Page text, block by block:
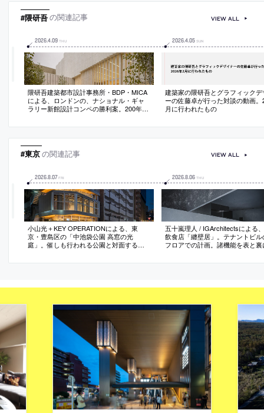
#隈研吾の関連記事
2026.4.09 THU
隈研吾建築都市設計事務所・BDP・MICA
による、ロンドンの、ナショナル・ギャ
ラリー新館設計コンペの勝利案。200年以
市の重要な二つの広場の間にある敷地に
間を備えた建築を提案
2026.4.05 SUN
建築家の隈研吾とグラフィックデ
ーの佐藤卓が行った対談の動画。
月に行われたもの
VIEW ALL
#東京の関連記事
2026.8.07 FRI
小山光＋KEY OPERATIONによる、東
京・豊島区の「中池袋公園 高窓の光
庭」。催しも行われる公園と対面する敷
む”ファサードを意図し、高窓部分を後退
積の最大化も実現
2026.8.06 THU
五十嵐理人 / IGArchitectsによる
飲食店「纏壁居」。テナントビル
フロアでの計画。諸機能を表と裏
つの連続した壁”で構成する空間
VIEW ALL